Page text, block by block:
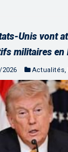
Unis vont
militaires en
2026 Actualités,